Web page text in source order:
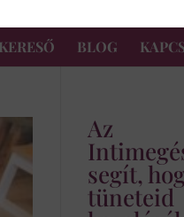
BLOG
Az
segít,
tüneteid